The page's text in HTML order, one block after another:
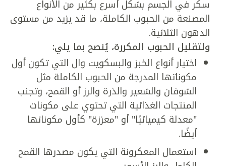
سكر في الجسم بشكل أسرع بكثير من الأنواع
المصنعة من الحبوب الكاملة، ما قد يزيد من مستوى
الدهون الثلاثية.
ولتقليل الحبوب المكررة، يُنصح بما يلي:
اختيار أنواع الخبز والبسكويت وال التي تكون أول
مكوناتها المدرجة من الحبوب الكاملة مثل
الشوفان والشعير والذرة والرز أو القمح، وتجنب
المنتجات الغذائية التي تحتوي على مكونات
"معدلة كيميائيًا" أو "معززة" كأول مكوناتها
أيضًا.
استعمال المعكرونة التي يكون مصدرها القمح